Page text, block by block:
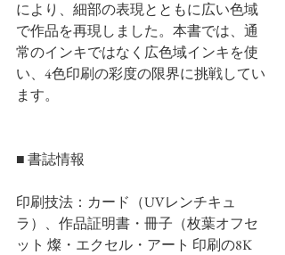
により、細部の表現とともに広い色域
で作品を再現しました。本書では、通
常のインキではなく広色域インキを使
い、4色印刷の彩度の限界に挑戦してい
ます。
■ 書誌情報
印刷技法：カード（UVレンチキュ
ラ）、作品証明書・冊子（枚葉オフセ
ット 燦・エクセル・アート 印刷の8K